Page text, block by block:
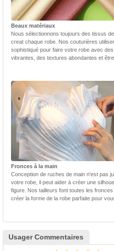
Beaux matériaux
Nous sélectionnons toujours des tissus
creat chaque robe. Nos couturières
sophistiqué pour faire votre robe avec
vibrantes, des textures abondantes et être
Fronces à la main
Conception de ruches de main n'est pas
votre robe, il peut aider à créer une
figure. Nos tailleurs font toutes les
créer la forme de la robe parfaite pour
Usager Commentaires